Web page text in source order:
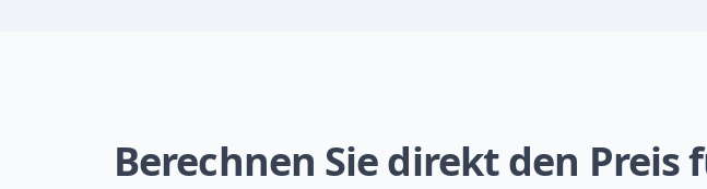
Berechnen Sie direkt den